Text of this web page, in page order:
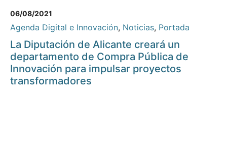
06/08/2021
Agenda Digital e Innovación, Noticias, Portada
La Diputación de Alicante creará un
departamento de Compra Pública de
Innovación para impulsar proyectos
transformadores